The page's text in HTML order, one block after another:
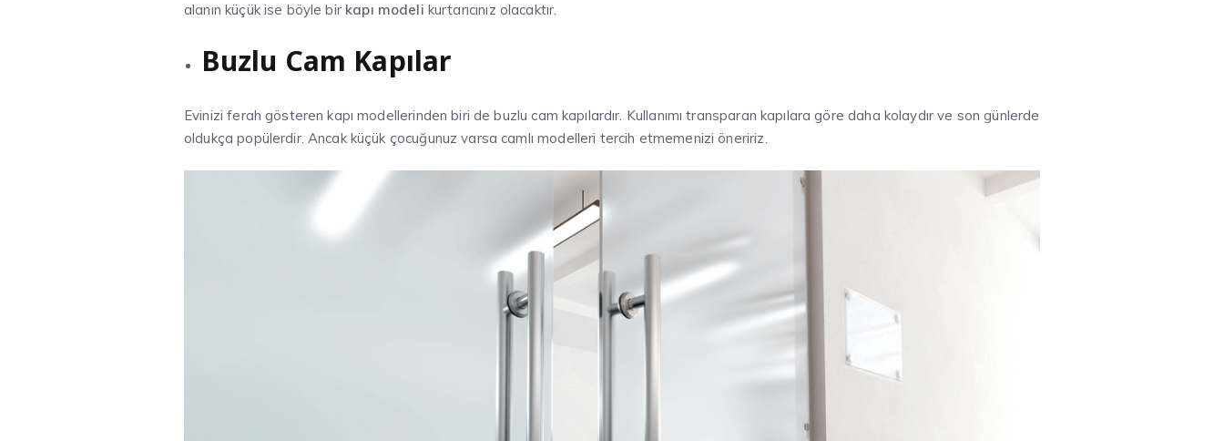
alanın küçük ise böyle bir kapı modeli kurtarıcınız olacaktır.
Buzlu Cam Kapılar
Evinizi ferah gösteren kapı modellerinden biri de buzlu cam kapılardır. Kullanımı transparan kapılara göre daha kolaydır ve son günlerde
oldukça popülerdir. Ancak küçük çocuğunuz varsa camlı modelleri tercih etmemenizi öneririz.